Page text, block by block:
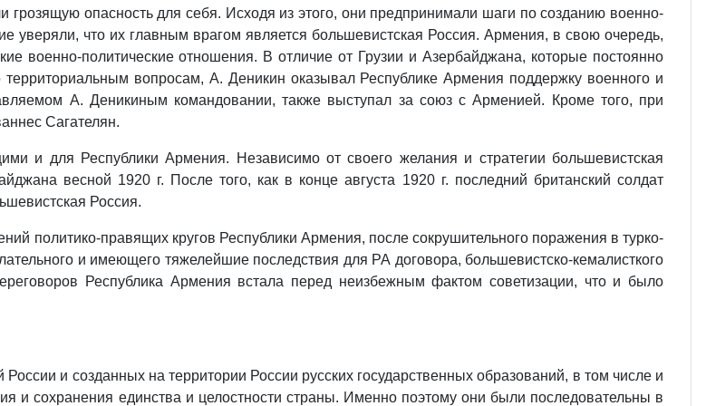
опасность для себя. Исходя из этого, они предпринимали шаги по созданию военно-
уверяли, что их главным врагом является большевистская Россия. Армения, в свою очередь,
военно-политические отношения. В отличие от Грузии и Азербайджана, которые постоянно
вопросам, А. Деникин оказывал Республике Армения поддержку военного и
А. Деникиным командовании, также выступал за союз с Арменией. Кроме того, при
Сагателян.
и для Республики Армения. Независимо от своего желания и стратегии большевистская
весной 1920 г. После того, как в конце августа 1920 г. последний британский солдат
Россия.
политико-правящих кругов Республики Армения, после сокрушительного поражения в турко-
и имеющего тяжелейшие последствия для РА договора, большевистско-кемалисткого
Республика Армения встала перед неизбежным фактом советизации, что и было
и созданных на территории России русских государственных образований, в том числе и
и сохранения единства и целостности страны. Именно поэтому они были последовательны в